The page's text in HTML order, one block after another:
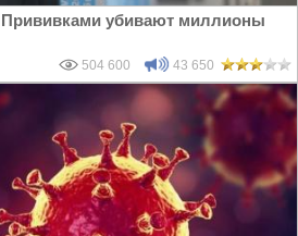
Прививками убивают миллионы
504 600 43 650